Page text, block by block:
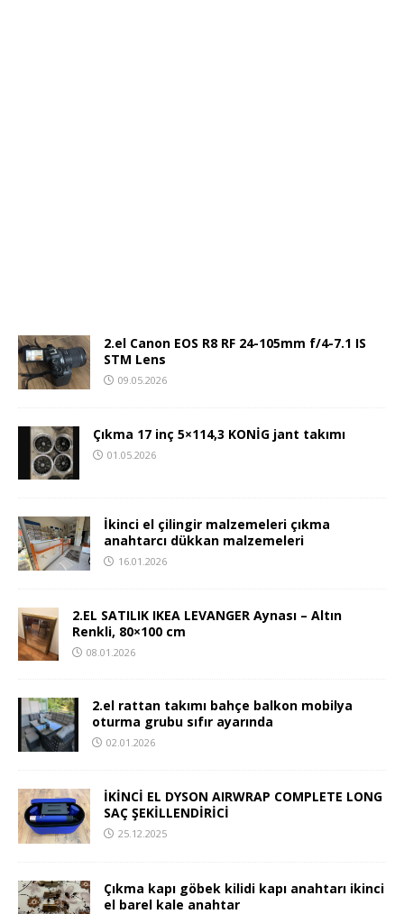
2.el Canon EOS R8 RF 24-105mm f/4-7.1 IS
STM Lens
09.05.2026
Çıkma 17 inç 5×114,3 KONİG jant takımı
01.05.2026
İkinci el çilingir malzemeleri çıkma
anahtarcı dükkan malzemeleri
16.01.2026
2.EL SATILIK IKEA LEVANGER Aynası – Altın
Renkli, 80×100 cm
08.01.2026
2.el rattan takımı bahçe balkon mobilya
oturma grubu sıfır ayarında
02.01.2026
İKİNCİ EL DYSON AIRWRAP COMPLETE LONG
SAÇ ŞEKİLLENDİRİCİ
25.12.2025
Çıkma kapı göbek kilidi kapı anahtarı ikinci
el barel kale anahtar